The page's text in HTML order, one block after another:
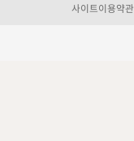
사이트이용약관